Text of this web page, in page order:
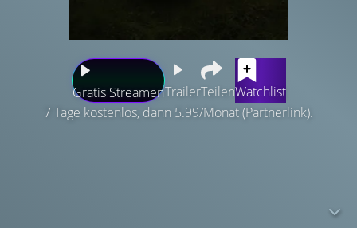
Gratis StreamenTrailerTeilenWatchlist
7 Tage kostenlos, dann 5.99/Monat (Partnerlink).
Ser Duncan der Große, und sein kleiner Knappe Egg. In